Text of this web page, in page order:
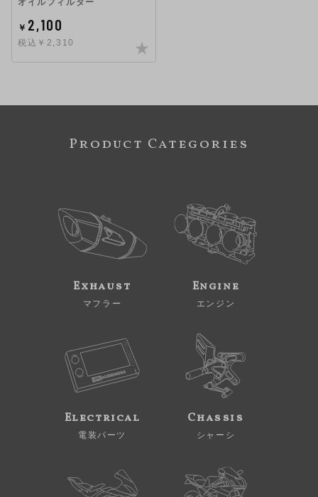
オイルフィルター
￥ 2,100
税込￥2,310
Product Categories
Exhaust
マフラー
Engine
エンジン
Electrical
電装パーツ
Chassis
シャーシ